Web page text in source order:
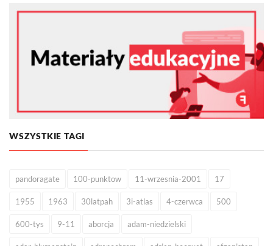
WSZYSTKIE TAGI
pandoragate 100-punktow 11-wrzesnia-2001 17
1955 1963 30latpah 3i-atlas 4-czerwca 500
600-tys 9-11 aborcja adam-niedzielski